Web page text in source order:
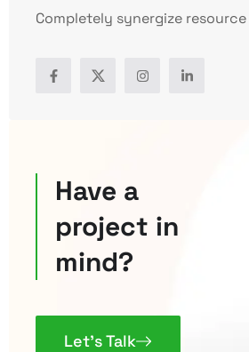
Completely synergize
Have a
project in
mind?
Let’s Talk